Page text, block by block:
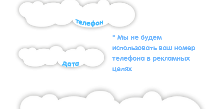
* Мы не будем
использовать ваш номер
телефона в рекламных
целях